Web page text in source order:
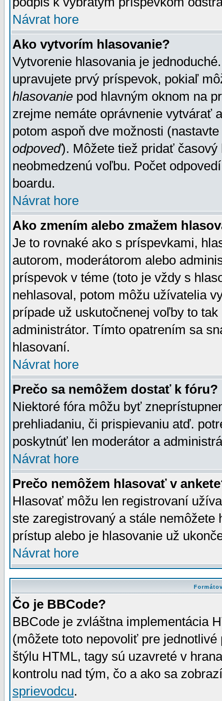
Návrat hore
Ako vytvorím hlasovanie?
Vytvorenie hlasovania je
upravujete prvý príspevok, pokiaľ
hlasovanie pod hlavným oknom na
zrejme nemáte oprávnenie vytvárať
potom aspoň dve možnosti
odpoveď). Môžete tiež pridať
neobmedzenú voľbu. Počet
boardu.
Návrat hore
Ako zmením alebo zmažem
Je to rovnaké ako s príspevkami,
autorom, moderátorom alebo
príspevok v téme (toto je vždy s
nehlasoval, potom môžu užívatelia
prípade už uskutočnenej voľby to
administrátor. Tímto opatrením sa
hlasovaní.
Návrat hore
Prečo sa nemôžem dostať k fóru?
Niektoré fóra môžu byť
prehliadaniu, či prispievaniu atď.
poskytnúť len moderátor a
Návrat hore
Prečo nemôžem hlasovať v
Hlasovať môžu len registrovaní
ste zaregistrovaný a stále
prístup alebo je hlasovanie už
Návrat hore
Čo je BBCode?
BBCode je zvláštna implementácia
(môžete toto nepovoliť pre
štýlu HTML, tagy sú uzavreté v
kontrolu nad tým, čo a ako sa
sprievodcu.